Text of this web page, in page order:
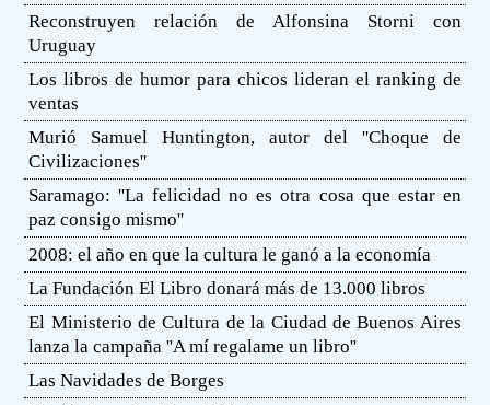
Reconstruyen relación de Alfonsina Storni con
Uruguay
Los libros de humor para chicos lideran el ranking de
ventas
Murió Samuel Huntington, autor del ''Choque de
Civilizaciones''
Saramago: ''La felicidad no es otra cosa que estar en
paz consigo mismo''
2008: el año en que la cultura le ganó a la economía
La Fundación El Libro donará más de 13.000 libros
El Ministerio de Cultura de la Ciudad de Buenos Aires
lanza la campaña ''A mí regalame un libro''
Las Navidades de Borges